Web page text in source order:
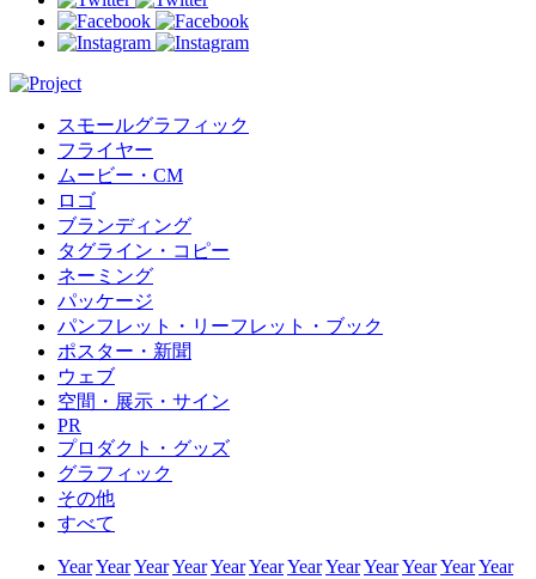
スモールグラフィック
フライヤー
ムービー・CM
ロゴ
ブランディング
タグライン・コピー
ネーミング
パッケージ
パンフレット・リーフレット・ブック
ポスター・新聞
ウェブ
空間・展示・サイン
PR
プロダクト・グッズ
グラフィック
その他
すべて
YearYearYearYearYearYearYearYearYearYearYearYear